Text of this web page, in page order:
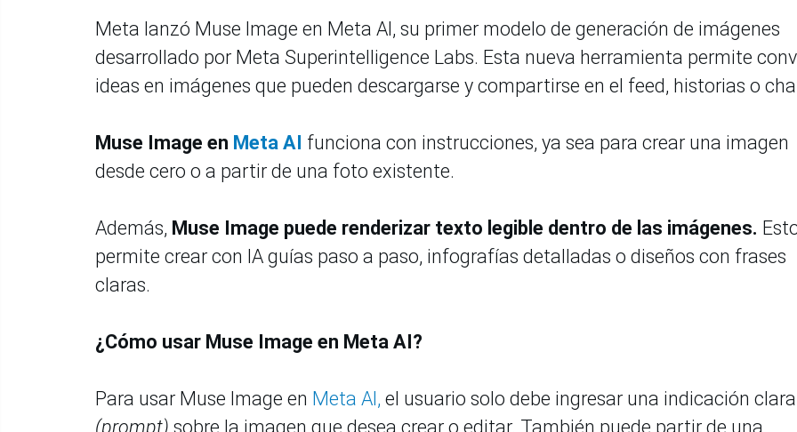
Meta lanzó Muse Image en Meta AI, su primer modelo de generación de imágenes
desarrollado por Meta Superintelligence Labs. Esta nueva herramienta permite
ideas en imágenes que pueden descargarse y compartirse en el feed, historias o
Muse Image en Meta AI funciona con instrucciones, ya sea para crear una imagen
desde cero o a partir de una foto existente.
Además, Muse Image puede renderizar texto legible dentro de las imágenes.
permite crear con IA guías paso a paso, infografías detalladas o diseños con frases
claras.
¿Cómo usar Muse Image en Meta AI?
Para usar Muse Image en Meta AI, el usuario solo debe ingresar una indicación clara
(prompt) sobre la imagen que desea crear o editar. También puede partir de una